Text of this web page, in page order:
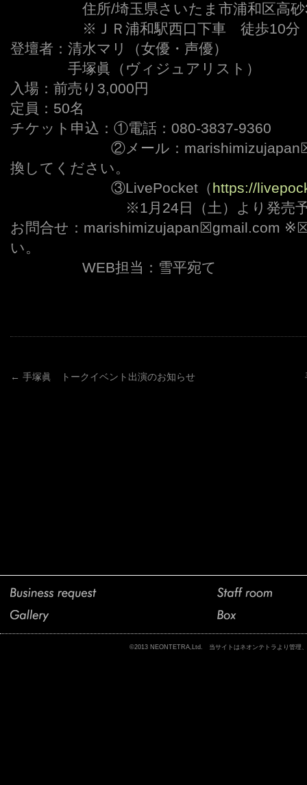
住所/埼玉県さいたま市浦和区高
※ＪＲ浦和駅西口下車 徒歩10分
登壇者：清水マリ（女優・声優）
手塚眞（ヴィジュアリスト）
入場：前売り3,000円
定員：50名
チケット申込：①電話：080-3837-9360
②メール：
換してください。
③LivePocket（https://
※1月24日（土）より発売
お問合せ：marishimizujapan☒gmail.com
い。
WEB担当：雪平宛て
← 手塚眞 トークイベント出演のお知らせ
©2013 NEONTETRA,Ltd. 当サイトはネオンテトラより管理